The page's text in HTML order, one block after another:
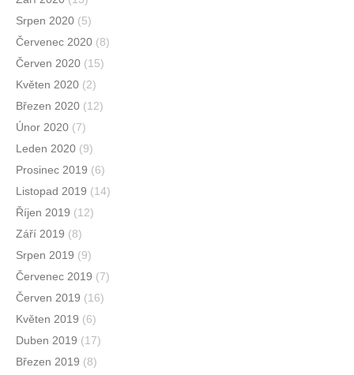
Srpen 2020 (5)
Červenec 2020 (8)
Červen 2020 (15)
Květen 2020 (2)
Březen 2020 (12)
Únor 2020 (7)
Leden 2020 (9)
Prosinec 2019 (6)
Listopad 2019 (14)
Říjen 2019 (12)
Září 2019 (8)
Srpen 2019 (9)
Červenec 2019 (7)
Červen 2019 (16)
Květen 2019 (6)
Duben 2019 (17)
Březen 2019 (8)